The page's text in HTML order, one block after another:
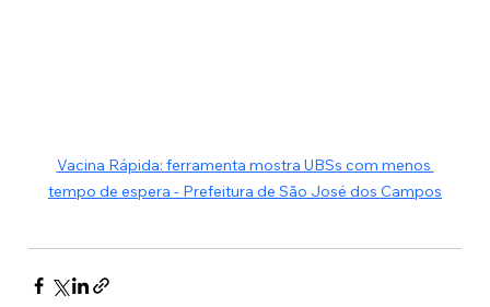
Vacina Rápida: ferramenta mostra UBSs com menos
tempo de espera - Prefeitura de São José dos Campos